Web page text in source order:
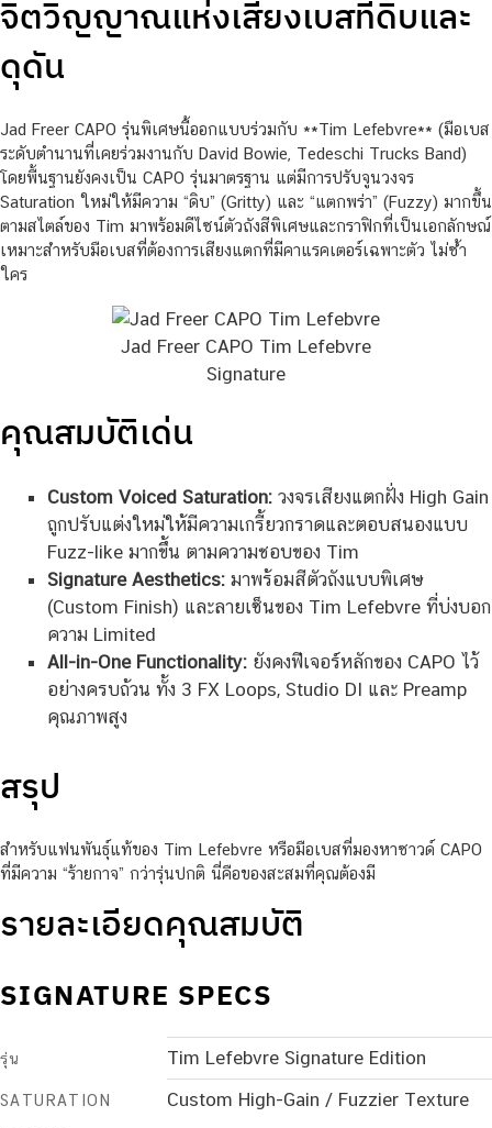
จิตวิญญาณแห่งเสียงเบสที่ดิบและ
ดุดัน
Jad Freer CAPO รุ่นพิเศษนี้ออกแบบร่วมกับ **Tim Lefebvre** (มือเบส
ระดับตำนานที่เคยร่วมงานกับ David Bowie, Tedeschi Trucks Band)
โดยพื้นฐานยังคงเป็น CAPO รุ่นมาตรฐาน แต่มีการปรับจูนวงจร
Saturation ใหม่ให้มีความ “ดิบ” (Gritty) และ “แตกพร่า” (Fuzzy) มากขึ้น
ตามสไตล์ของ Tim มาพร้อมดีไซน์ตัวถังสีพิเศษและกราฟิกที่เป็นเอกลักษณ์
เหมาะสำหรับมือเบสที่ต้องการเสียงแตกที่มีคาแรคเตอร์เฉพาะตัว ไม่ซ้ำ
ใคร
Jad Freer CAPO Tim Lefebvre
Signature
คุณสมบัติเด่น
Custom Voiced Saturation:วงจรเสียงแตกฝั่ง High Gain
ถูกปรับแต่งใหม่ให้มีความเกรี้ยวกราดและตอบสนองแบบ
Fuzz-like มากขึ้น ตามความชอบของ Tim
Signature Aesthetics:มาพร้อมสีตัวถังแบบพิเศษ
(Custom Finish) และลายเซ็นของ Tim Lefebvre ที่บ่งบอก
ความ Limited
All-in-One Functionality:ยังคงฟีเจอร์หลักของ CAPO ไว้
อย่างครบถ้วน ทั้ง 3 FX Loops, Studio DI และ Preamp
คุณภาพสูง
สรุป
สำหรับแฟนพันธุ์แท้ของ Tim Lefebvre หรือมือเบสที่มองหาซาวด์ CAPO
ที่มีความ “ร้ายกาจ” กว่ารุ่นปกติ นี่คือของสะสมที่คุณต้องมี
รายละเอียดคุณสมบัติ
SIGNATURE SPECS
รุ่น Tim Lefebvre Signature Edition
SATURATION Custom High-Gain / Fuzzier Texture